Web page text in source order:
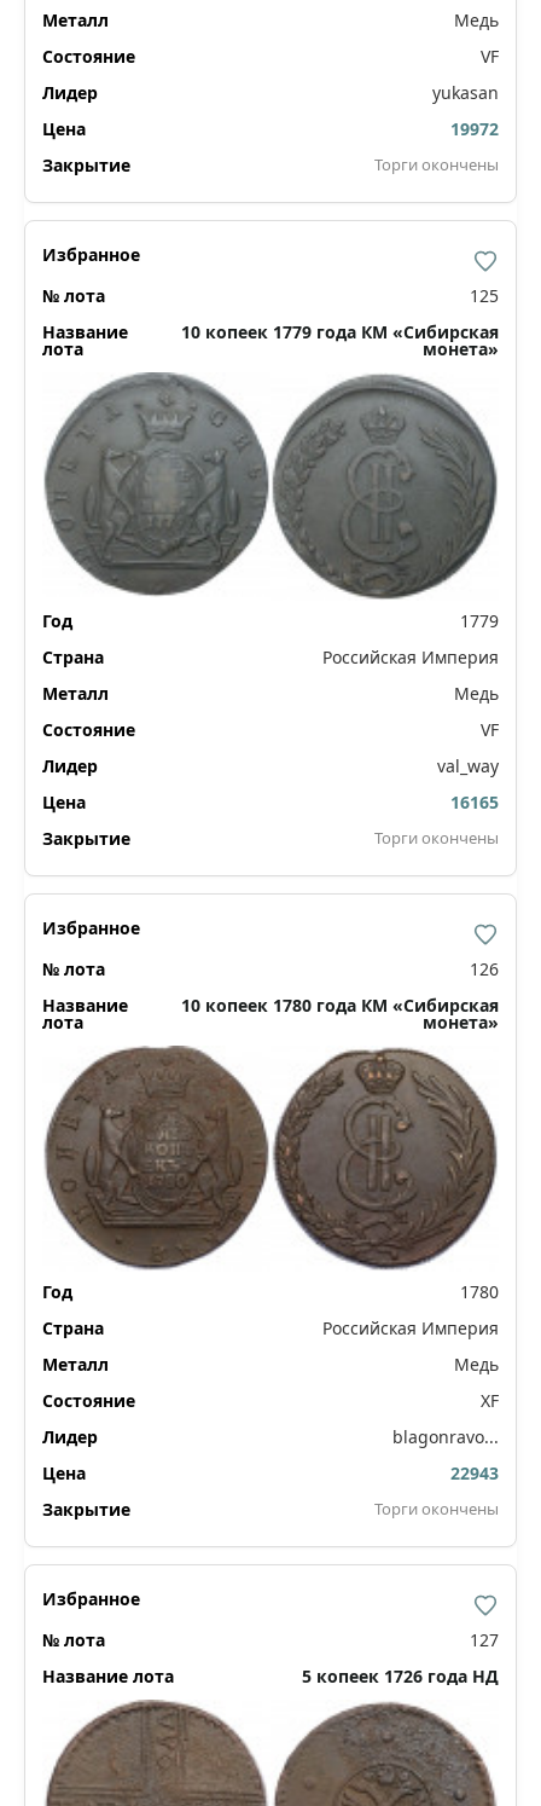
Медь
VF
yukasan
19972
Торги окончены
125
10 копеек 1779 года КМ «Сибирская
монета»
1779
Российская Империя
Медь
VF
val_way
16165
Торги окончены
126
10 копеек 1780 года КМ «Сибирская
монета»
1780
Российская Империя
Медь
XF
blagonravo...
22943
Торги окончены
127
5 копеек 1726 года НД